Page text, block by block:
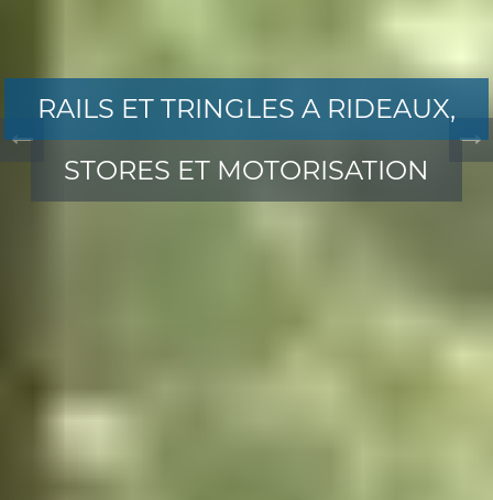
RAILS ET TRINGLES A RIDEAUX,
STORES ET MOTORISATION